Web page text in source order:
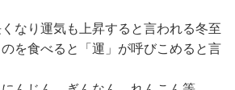
なり運気も上昇すると言われる冬至
を食べると「運」が呼びこめると言